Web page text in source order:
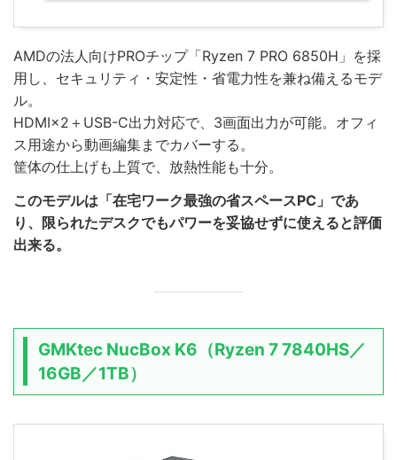
AMDの法人向けPROチップ「Ryzen 7 PRO 6850H」を採
用し、セキュリティ・安定性・省電力性を兼ね備えるモデ
ル。
HDMI×2＋USB-C出力対応で、3画面出力が可能。オフィ
ス用途から動画編集までカバーする。
筐体の仕上げも上質で、放熱性能も十分。
このモデルは「在宅ワーク最強の省スペースPC」であ
り、限られたデスクでもパワーを妥協せずに使えると評価
出来る。
GMKtec NucBox K6（Ryzen 7 7840HS／
16GB／1TB）